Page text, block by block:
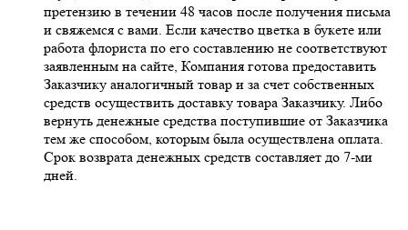
претензию в течении 48 часов после получения письма
и свяжемся с вами. Если качество цветка в букете или
работа флориста по его составлению не соответствуют
заявленным на сайте, Компания готова предоставить
Заказчику аналогичный товар и за счет собственных
средств осуществить доставку товара Заказчику. Либо
вернуть денежные средства поступившие от Заказчика
тем же способом, которым была осуществлена оплата.
Срок возврата денежных средств составляет до 7-ми
дней.